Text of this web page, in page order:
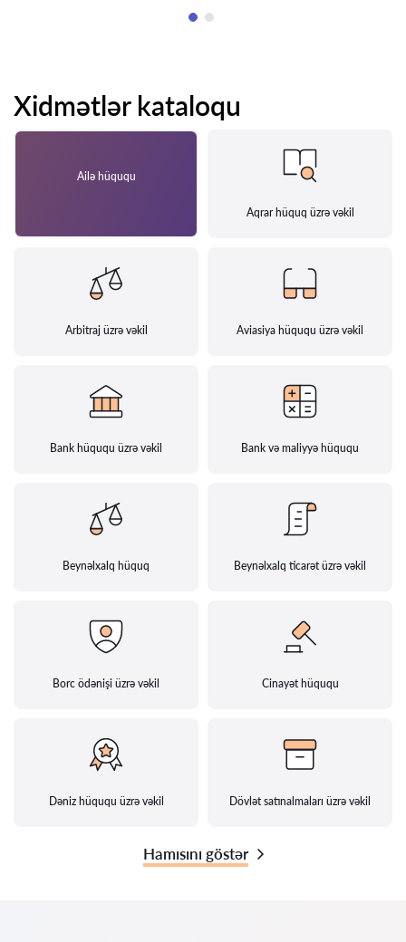
Xidmətlər kataloqu
Ailə hüququ
Aqrar hüquq üzrə vəkil
Arbitraj üzrə vəkil Aviasiya hüququ üzrə vəkil
Bank hüququ üzrə vəkil Bank və maliyyə hüququ
Beynəlxalq hüquq Beynəlxalq ticarət üzrə vəkil
Borc ödənişi üzrə vəkil Cinayət hüququ
Dəniz hüququ üzrə vəkil Dövlət satınalmaları üzrə vəkil
Hamısını göstər